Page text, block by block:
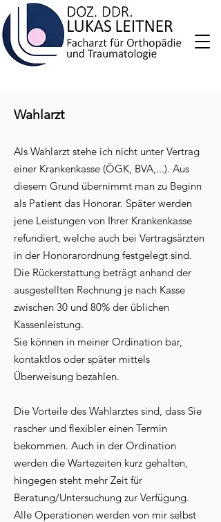
Wahlarzt
Als Wahlarzt stehe ich nicht unter Vertrag
einer Krankenkasse (ÖGK, BVA,...). Aus
diesem Grund übernimmt man zu Beginn
als Patient das Honorar. Später werden
jene Leistungen von Ihrer Krankenkasse
refundiert, welche auch bei Vertragsärzten
in der Honorarordnung festgelegt sind.
Die Rückerstattung beträgt anhand der
ausgestellten Rechnung je nach Kasse
zwischen 30 und 80% der üblichen
Kassenleistung.
Sie können in meiner Ordination bar,
kontaktlos oder später mittels
Überweisung bezahlen.
Die Vorteile des Wahlarztes sind, dass Sie
rascher und flexibler einen Termin
bekommen. Auch in der Ordination
werden die Wartezeiten kurz gehalten,
hingegen steht mehr Zeit für
Beratung/Untersuchung zur Verfügung.
Alle Operationen werden von mir selbst